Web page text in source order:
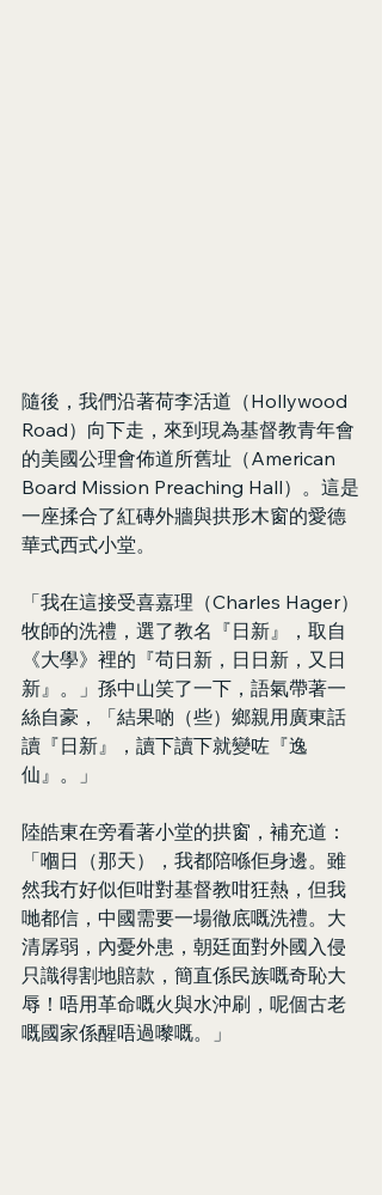
隨後，我們沿著荷李活道（Hollywood
Road）向下走，來到現為基督教青年會
的美國公理會佈道所舊址（American
Board Mission Preaching Hall）。這是
一座揉合了紅磚外牆與拱形木窗的愛德
華式西式小堂。
「我在這接受喜嘉理（Charles Hager）
牧師的洗禮，選了教名『日新』，取自
《大學》裡的『苟日新，日日新，又日
新』。」孫中山笑了一下，語氣帶著一
絲自豪，「結果啲（些）鄉親用廣東話
讀『日新』，讀下讀下就變咗『逸
仙』。」
陸皓東在旁看著小堂的拱窗，補充道：
「嗰日（那天），我都陪喺佢身邊。雖
然我冇好似佢咁對基督教咁狂熱，但我
哋都信，中國需要一場徹底嘅洗禮。大
清孱弱，內憂外患，朝廷面對外國入侵
只識得割地賠款，簡直係民族嘅奇恥大
辱！唔用革命嘅火與水沖刷，呢個古老
嘅國家係醒唔過嚟嘅。」